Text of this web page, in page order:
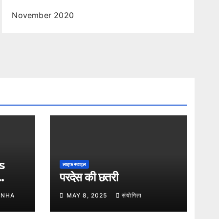
November 2020
लाइफ स्टाइल
परदेस की छतरी
MAY 8, 2025 संयोगिता